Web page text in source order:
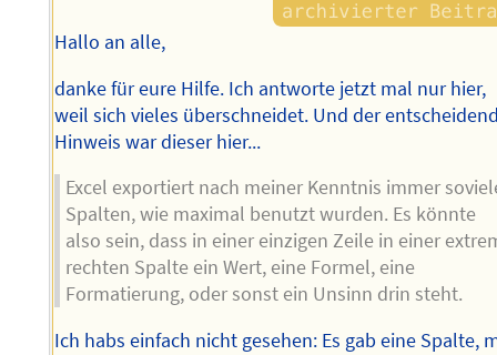
Hallo an alle,
danke für eure Hilfe. Ich antworte jetzt mal nur hier,
weil sich vieles überschneidet. Und der
Hinweis war dieser hier...
Excel exportiert nach meiner Kenntnis immer
Spalten, wie maximal benutzt wurden. Es könnte
also sein, dass in einer einzigen Zeile in einer
rechten Spalte ein Wert, eine Formel, eine
Formatierung, oder sonst ein Unsinn drin steht.
Ich habs einfach nicht gesehen: Es gab eine Spalte,